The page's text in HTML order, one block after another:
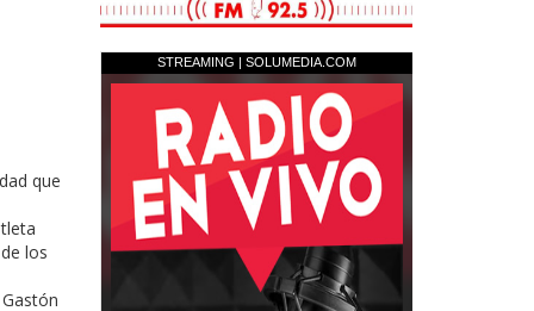
que
los